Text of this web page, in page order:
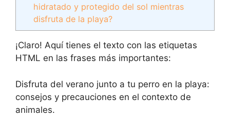
hidratado y protegido del sol mientras
disfruta de la playa?
¡Claro! Aquí tienes el texto con las etiquetas
HTML en las frases más importantes:
Disfruta del verano junto a tu perro en la playa:
consejos y precauciones en el contexto de
animales.